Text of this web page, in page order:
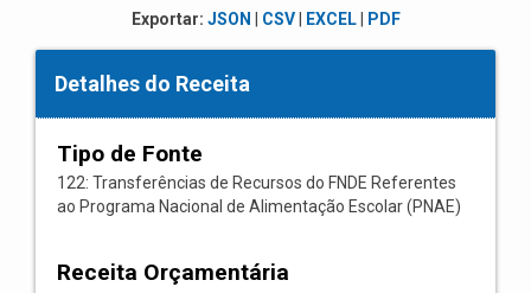
Exportar: JSON CSV| EXCEL| PDF
Detalhes do Receita
Tipo de Fonte
122: Transferências de Recursos do FNDE Referentes
ao Programa Nacional de Alimentação Escolar (PNAE)
Receita Orçamentária